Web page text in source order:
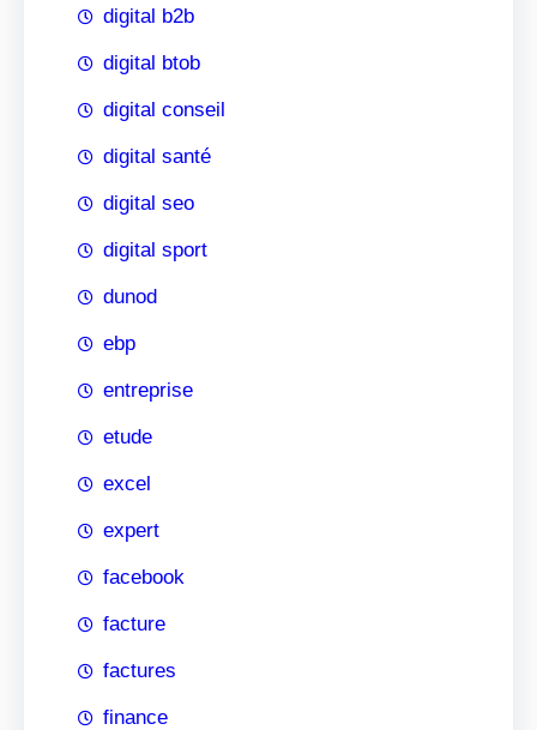
digital b2b
digital btob
digital conseil
digital santé
digital seo
digital sport
dunod
ebp
entreprise
etude
excel
expert
facebook
facture
factures
finance